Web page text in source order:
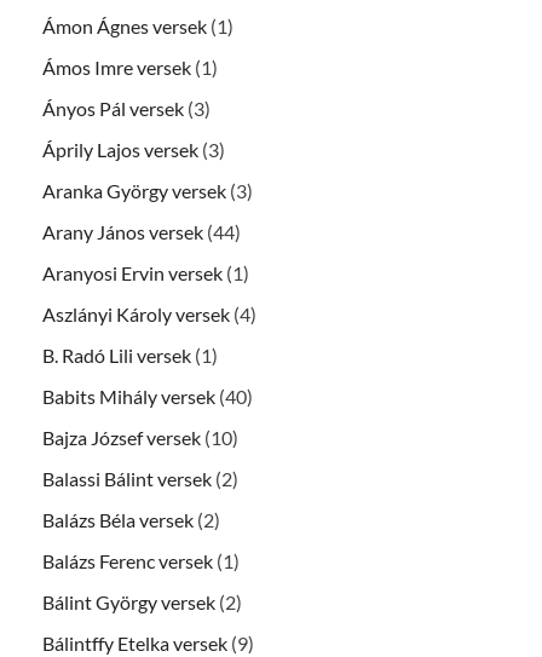
Ámon Ágnes versek (1)
Ámos Imre versek (1)
Ányos Pál versek (3)
Áprily Lajos versek (3)
Aranka György versek (3)
Arany János versek (44)
Aranyosi Ervin versek (1)
Aszlányi Károly versek (4)
B. Radó Lili versek (1)
Babits Mihály versek (40)
Bajza József versek (10)
Balassi Bálint versek (2)
Balázs Béla versek (2)
Balázs Ferenc versek (1)
Bálint György versek (2)
Bálintffy Etelka versek (9)